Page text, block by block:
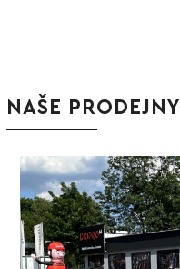
NAŠE PRODEJNY